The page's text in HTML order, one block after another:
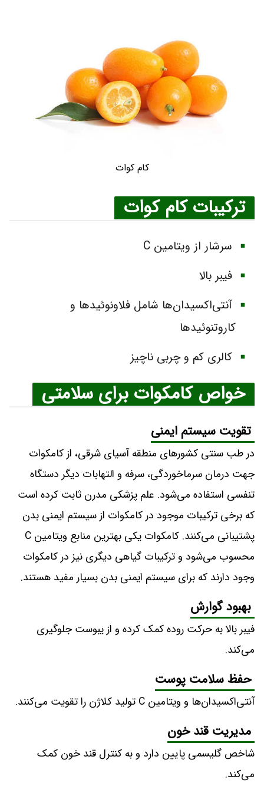
کام کوات
ترکیبات کام کوات
سرشار از ویتامین C
فیبر بالا
آنتی‌اکسیدان‌ها شامل فلاونوئیدها و
کاروتنوئیدها
کالری کم و چربی ناچیز
خواص کامکوات برای سلامتی
تقویت سیستم ایمنی
در طب سنتی کشورهای منطقه آسیای شرقی، از کامکوات
جهت درمان سرماخوردگی، سرفه و التهابات دیگر دستگاه
تنفسی استفاده می‌شود. علم پزشکی مدرن ثابت کرده است
که برخی ترکیبات موجود در کامکوات از سیستم ایمنی بدن
پشتیبانی می‌کنند. کامکوات یکی بهترین منابع ویتامین C
محسوب می‌شود و ترکیبات گیاهی دیگری نیز در کامکوات
وجود دارند که برای سیستم ایمنی بدن بسیار مفید هستند.
بهبود گوارش
فیبر بالا به حرکت روده کمک کرده و از یبوست جلوگیری
می‌کند.
حفظ سلامت پوست
آنتی‌اکسیدان‌ها و ویتامین C تولید کلاژن را تقویت می‌کنند.
مدیریت قند خون
شاخص گلیسمی پایین دارد و به کنترل قند خون کمک
می‌کند.